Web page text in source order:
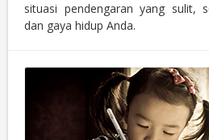
situasi pendengaran yang sulit,
dan gaya hidup Anda.